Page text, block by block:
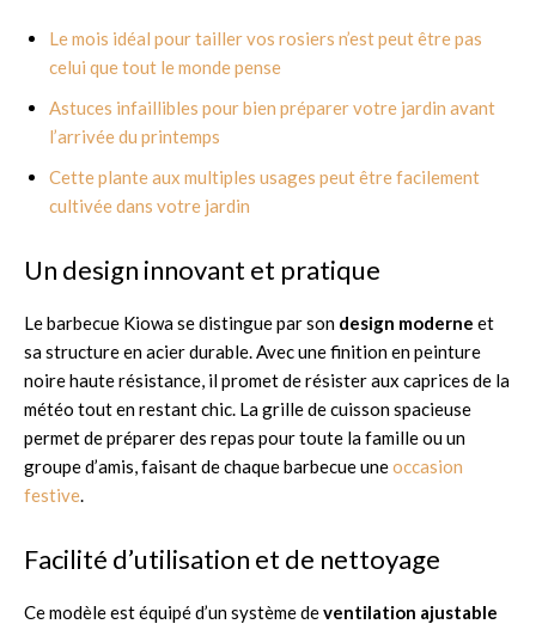
Le mois idéal pour tailler vos rosiers n’est peut être pas
celui que tout le monde pense
Astuces infaillibles pour bien préparer votre jardin avant
l’arrivée du printemps
Cette plante aux multiples usages peut être facilement
cultivée dans votre jardin
Un design innovant et pratique
Le barbecue Kiowa se distingue par son design moderne et
sa structure en acier durable. Avec une finition en peinture
noire haute résistance, il promet de résister aux caprices de la
météo tout en restant chic. La grille de cuisson spacieuse
permet de préparer des repas pour toute la famille ou un
groupe d’amis, faisant de chaque barbecue uneoccasion
festive.
Facilité d’utilisation et de nettoyage
Ce modèle est équipé d’un système deventilation ajustable